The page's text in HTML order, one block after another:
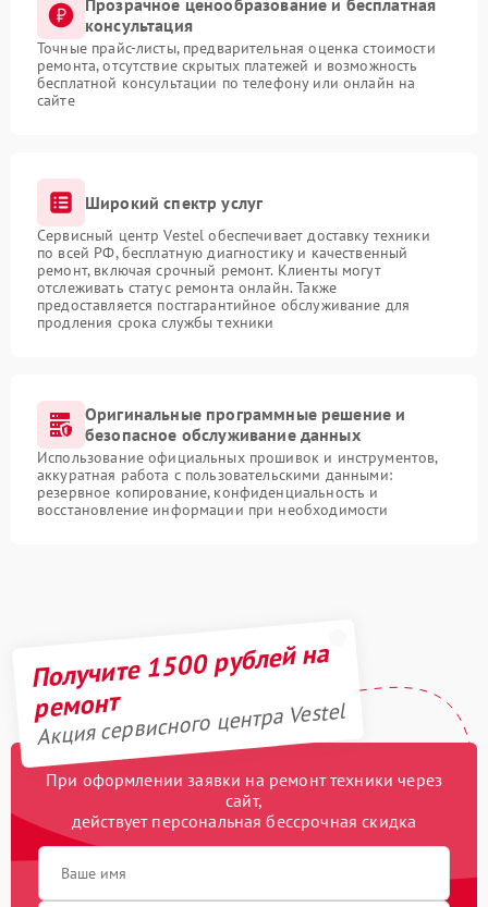
Прозрачное ценообразование и бесплатная
консультация
Точные прайс-листы, предварительная оценка стоимости
ремонта, отсутствие скрытых платежей и возможность
бесплатной консультации по телефону или онлайн на
сайте
Широкий спектр услуг
Сервисный центр Vestel обеспечивает доставку техники
по всей РФ, бесплатную диагностику и качественный
ремонт, включая срочный ремонт. Клиенты могут
отслеживать статус ремонта онлайн. Также
предоставляется постгарантийное обслуживание для
продления срока службы техники
Оригинальные программные решение и
безопасное обслуживание данных
Использование официальных прошивок и инструментов,
аккуратная работа с пользовательскими данными:
резервное копирование, конфиденциальность и
восстановление информации при необходимости
Получите 1500 рублей на
ремонт
Акция сервисного центра Vestel
При оформлении заявки на ремонт техники через
сайт,
действует персональная бессрочная скидка